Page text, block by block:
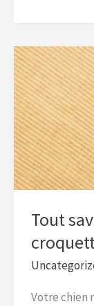
Tout
Votre chien
Tout
savoir
sur
les
croquettes
Crusty
Food